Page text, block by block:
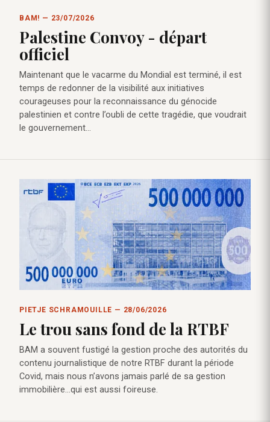
BAM! — 23/07/2026
Palestine Convoy - départ
officiel
Maintenant que le vacarme du Mondial est terminé, il est
temps de redonner de la visibilité aux initiatives
courageuses pour la reconnaissance du génocide
palestinien et contre l’oubli de cette tragédie, que voudrait
le gouvernement…
PIETJE SCHRAMOUILLE — 28/06/2026
Le trou sans fond de la RTBF
BAM a souvent fustigé la gestion proche des autorités du
contenu journalistique de notre RTBF durant la période
Covid, mais nous n’avons jamais parlé de sa gestion
immobilière…qui est aussi foireuse.